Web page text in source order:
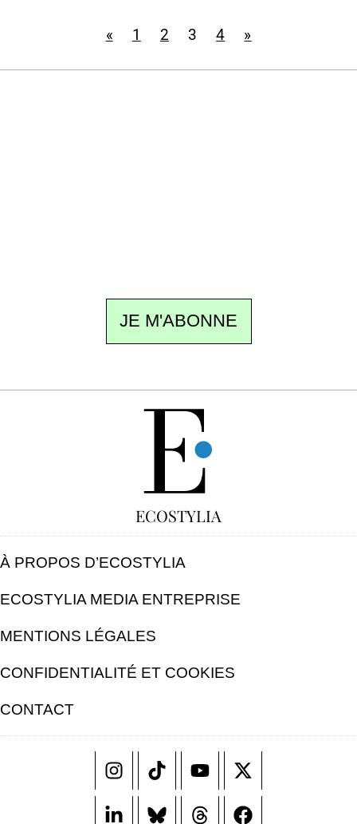
« 1 2 3 4 »
JE M'ABONNE
ECOSTYLIA
À PROPOS D’ECOSTYLIA
ECOSTYLIA MEDIA ENTREPRISE
MENTIONS LÉGALES
CONFIDENTIALITÉ ET COOKIES
CONTACT